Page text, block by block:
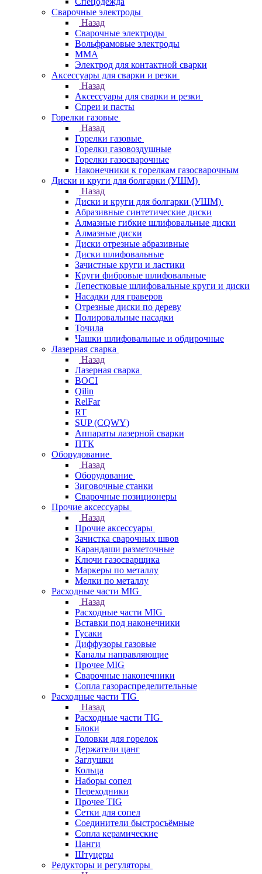
Сварочные электроды
Назад
Сварочные электроды
Вольфрамовые электроды
ММА
Электрод для контактной сварки
Аксессуары для сварки и резки
Назад
Аксессуары для сварки и резки
Спреи и пасты
Горелки газовые
Назад
Горелки газовые
Горелки газовоздушные
Горелки газосварочные
Наконечники к горелкам газосварочным
Диски и круги для болгарки (УШМ)
Назад
Диски и круги для болгарки (УШМ)
Абразивные синтетические диски
Алмазные гибкие шлифовальные диски
Алмазные диски
Диски отрезные абразивные
Диски шлифовальные
Зачистные круги и ластики
Круги фибровые шлифовальные
Лепестковые шлифовальные круги и диски
Насадки для граверов
Отрезные диски по дереву
Полировальные насадки
Точила
Чашки шлифовальные и обдирочные
Лазерная сварка
Назад
Лазерная сварка
BOCI
Qilin
RelFar
RT
SUP (CQWY)
Аппараты лазерной сварки
ПТК
Оборудование
Назад
Оборудование
Зиговочные станки
Сварочные позиционеры
Прочие аксессуары
Назад
Прочие аксессуары
Зачистка сварочных швов
Карандаши разметочные
Ключи газосварщика
Маркеры по металлу
Мелки по металлу
Расходные части MIG
Назад
Расходные части MIG
Вставки под наконечники
Гусаки
Диффузоры газовые
Каналы направляющие
Прочее MIG
Сварочные наконечники
Сопла газораспределительные
Расходные части TIG
Назад
Расходные части TIG
Блоки
Головки для горелок
Держатели цанг
Заглушки
Кольца
Наборы сопел
Переходники
Прочее TIG
Сетки для сопел
Соединители быстросъёмные
Сопла керамические
Цанги
Штуцеры
Редукторы и регуляторы